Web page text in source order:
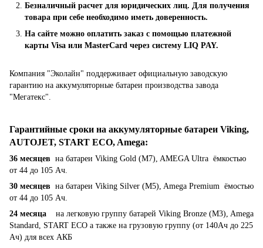
Безналичный расчет для юридических лиц. Для получения
товара при себе необходимо иметь доверенность.
На сайте можно оплатить заказ с помощью платежной
карты Visa или MasterCard через систему LIQ PAY.
Компания "Эколайн" поддерживает официальную заводскую
гарантию на аккумуляторные батареи производства завода
"Мегатекс".
Гарантийные сроки на аккумуляторные батареи Viking,
AUTOJET, START ECO, Amega:
36 месяцев на батареи Viking Gold (M7), AMEGA Ultra ёмкостью
от 44 до 105 Ач.
30 месяцев на батареи Viking Silver (M5), Amega Premium ёмостью
от 44 до 105 Ач.
24 месяца на легковую группу батарей Viking Bronze (M3), Amega
Standard, START ECO а также на грузовую группу (от 140Ач до 225
Ач) для всех АКБ